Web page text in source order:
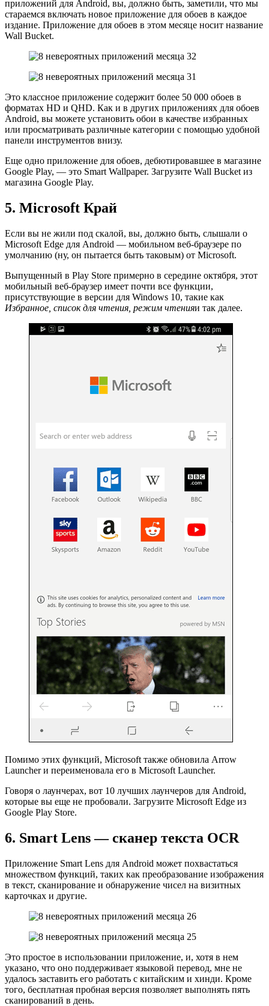
приложений для Android, вы, должно быть, заметили, что мы
стараемся включать новое приложение для обоев в каждое
издание. Приложение для обоев в этом месяце носит название
Wall Bucket.
Это классное приложение содержит более 50 000 обоев в
форматах HD и QHD. Как и в других приложениях для обоев
Android, вы можете установить обои в качестве избранных
или просматривать различные категории с помощью удобной
панели инструментов внизу.
Еще одно приложение для обоев, дебютировавшее в магазине
Google Play, — это Smart Wallpaper. Загрузите Wall Bucket из
магазина Google Play.
5. Microsoft Край
Если вы не жили под скалой, вы, должно быть, слышали о
Microsoft Edge для Android — мобильном веб-браузере по
умолчанию (ну, он пытается быть таковым) от Microsoft.
Выпущенный в Play Store примерно в середине октября, этот
мобильный веб-браузер имеет почти все функции,
присутствующие в версии для Windows 10, такие как
Избранное, список для чтения, режим чтенияи так далее.
Помимо этих функций, Microsoft также обновила Arrow
Launcher и переименовала его в Microsoft Launcher.
Говоря о лаунчерах, вот 10 лучших лаунчеров для Android,
которые вы еще не пробовали. Загрузите Microsoft Edge из
Google Play Store.
6. Smart Lens — сканер текста OCR
Приложение Smart Lens для Android может похвастаться
множеством функций, таких как преобразование изображения
в текст, сканирование и обнаружение чисел на визитных
карточках и другие.
Это простое в использовании приложение, и, хотя в нем
указано, что оно поддерживает языковой перевод, мне не
удалось заставить его работать с китайским и хинди. Кроме
того, бесплатная пробная версия позволяет выполнять пять
сканирований в день.